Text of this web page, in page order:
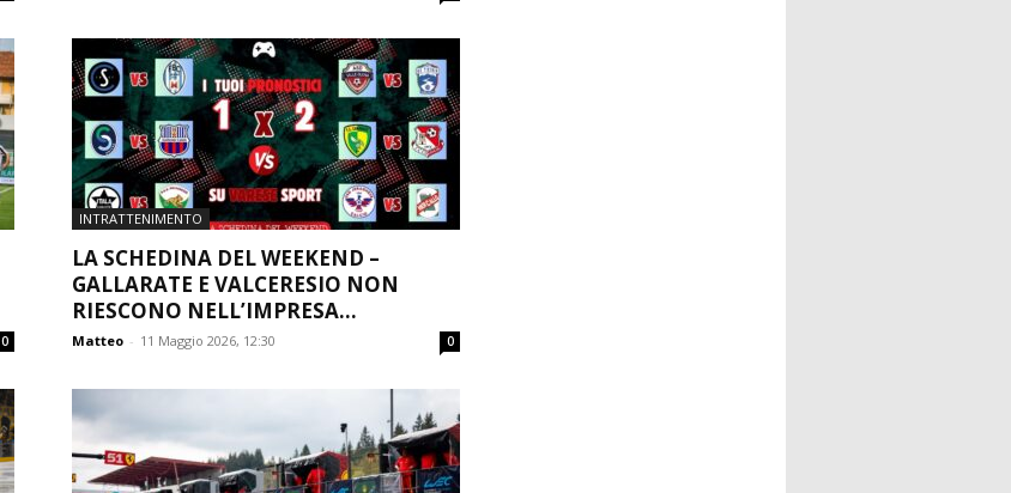
0
INTRATTENIMENTO
LA SCHEDINA DEL WEEKEND –
GALLARATE E VALCERESIO NON
RIESCONO NELL’IMPRESA...
Matteo - 11 Maggio 2026, 12:30 0